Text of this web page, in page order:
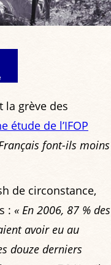
la grève des
étude de l’IFOP
font-ils moins
de circonstance,
: « En 2006, 87 % des
avoir eu au
douze derniers